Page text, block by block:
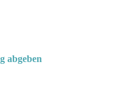
abgeben